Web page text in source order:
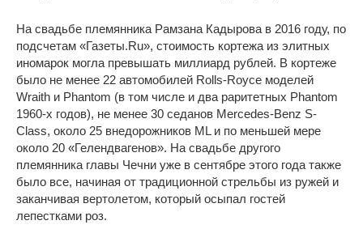
На свадьбе племянника Рамзана Кадырова в 2016 году, по
подсчетам «Газеты.Ru», стоимость кортежа из элитных
иномарок могла превышать миллиард рублей. В кортеже
было не менее 22 автомобилей Rolls-Royce моделей
Wraith и Phantom (в том числе и два раритетных Phantom
1960-х годов), не менее 30 седанов Mercedes-Benz S-
Class, около 25 внедорожников ML и по меньшей мере
около 20 «Гелендвагенов». На свадьбе другого
племянника главы Чечни уже в сентябре этого года также
было все, начиная от традиционной стрельбы из ружей и
заканчивая вертолетом, который осыпал гостей
лепестками роз.